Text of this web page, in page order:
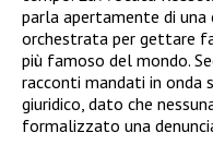
parla apertamente di
orchestrata per gettare
più famoso del mondo.
racconti mandati in onda
giuridico, dato che
formalizzato una